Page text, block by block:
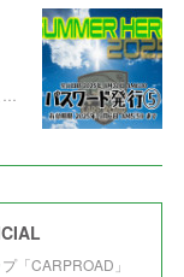
「CARPROAD」